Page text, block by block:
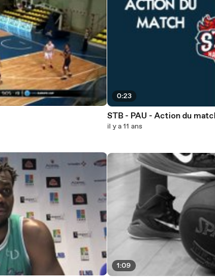
0:23
STB - PAU - Action du
il y a 11 ans
1:09